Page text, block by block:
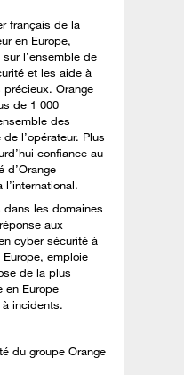
français de la
en Europe,
l’ensemble de
et les aide à
Orange
de 1 000
des
l’opérateur. Plus
confiance au
d’Orange
les domaines
aux
cyber sécurité à
emploie
de la plus
en Europe
incidents.
du groupe Orange